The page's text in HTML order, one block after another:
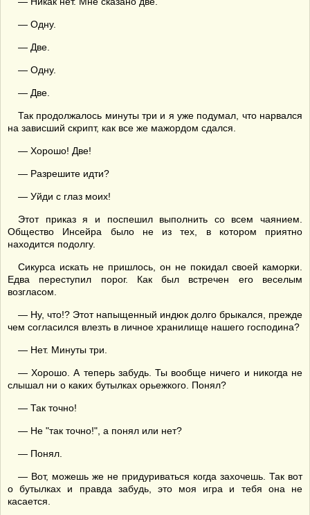
— Одну.
— Две.
— Одну.
— Две.
Так продолжалось минуты три и я уже подумал, что нарвался
на зависший скрипт, как все же мажордом сдался.
— Хорошо! Две!
— Разрешите идти?
— Уйди с глаз моих!
Этот приказ я и поспешил выполнить со всем чаянием.
Общество Инсейра было не из тех, в котором приятно
находится подолгу.
Сикурса искать не пришлось, он не покидал своей каморки.
Едва переступил порог. Как был встречен его веселым
возгласом.
— Ну, что!? Этот напыщенный индюк долго брыкался, прежде
чем согласился влезть в личное хранилище нашего господина?
— Нет. Минуты три.
— Хорошо. А теперь забудь. Ты вообще ничего и никогда не
слышал ни о каких бутылках орьежкого. Понял?
— Так точно!
— Не "так точно!", а понял или нет?
— Понял.
— Вот, можешь же не придуриваться когда захочешь. Так вот
о бутылках и правда забудь, это моя игра и тебя она не
касается.